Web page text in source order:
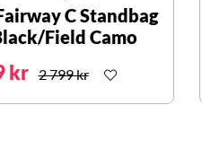
C Standbag
Field Camo
kr 2 799 kr